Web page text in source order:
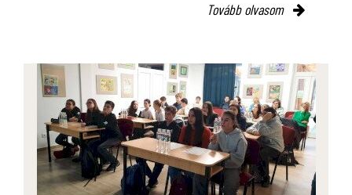
Tovább olvasom